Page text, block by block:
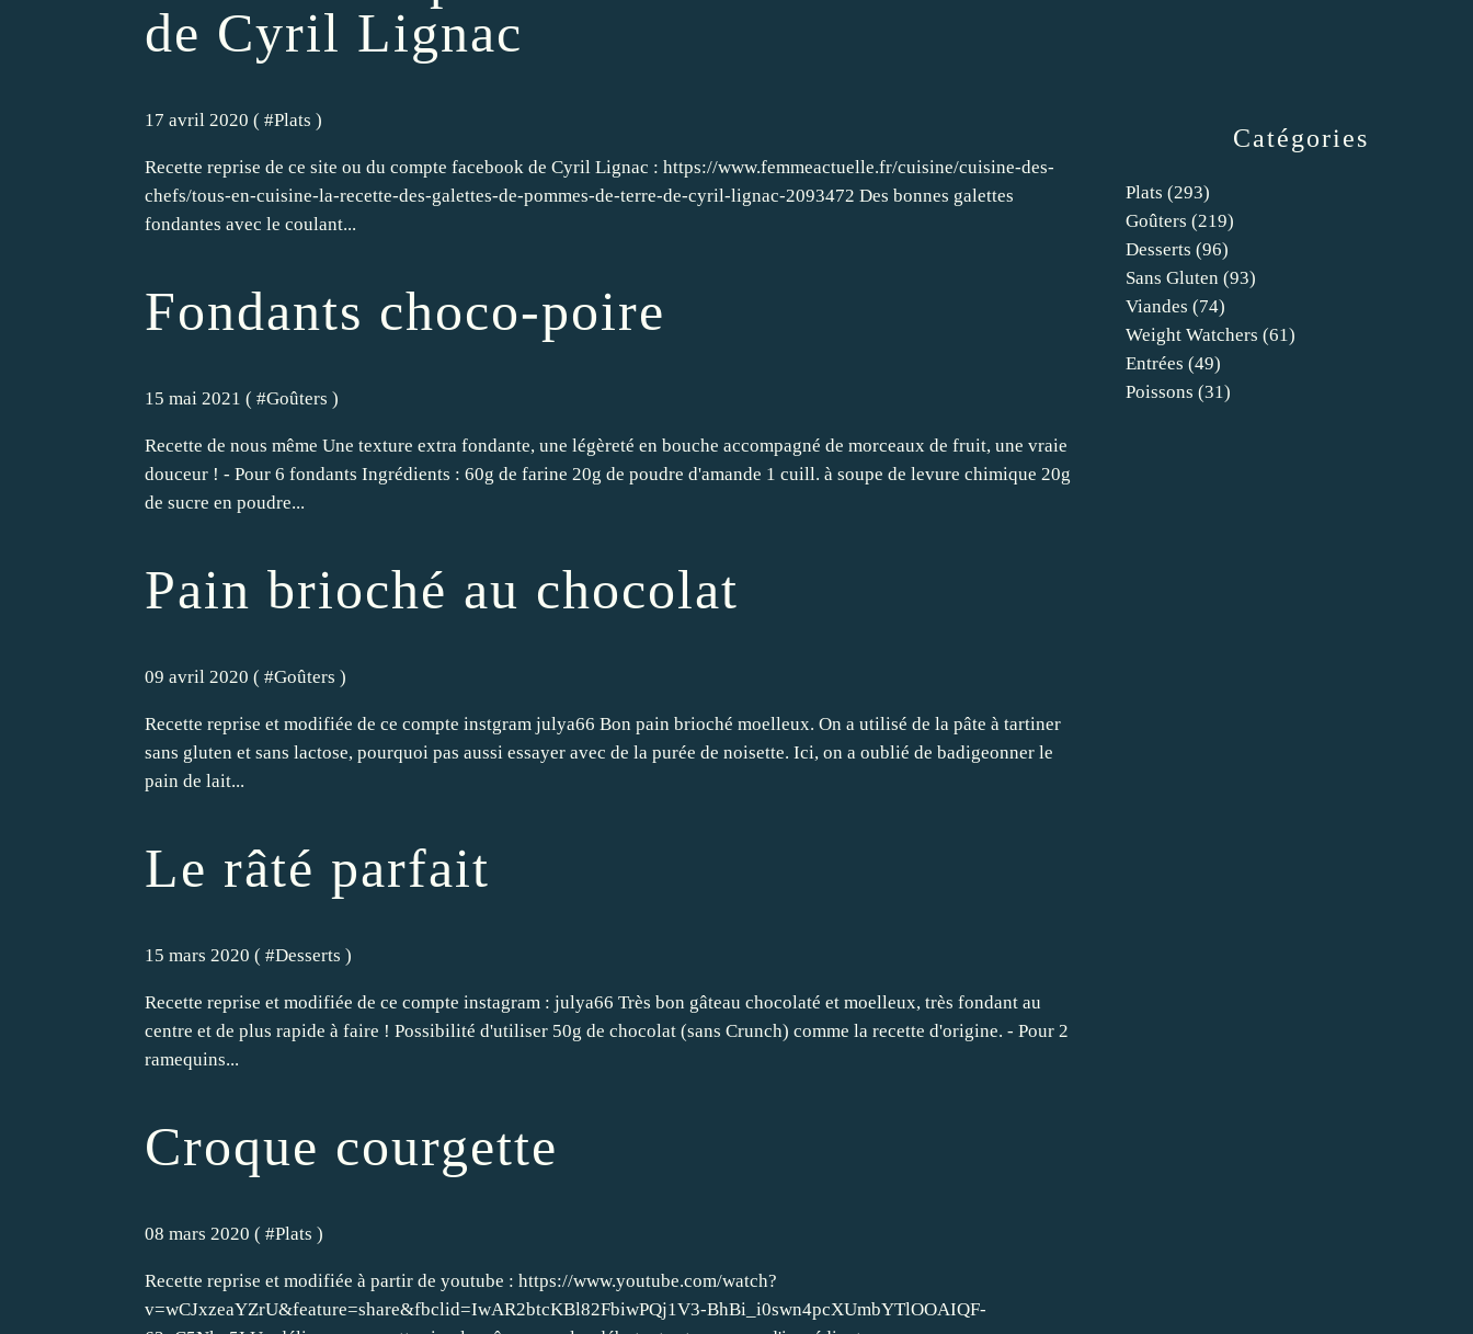
de Cyril Lignac
17 avril 2020 ( #Plats )
Recette reprise de ce site ou du compte facebook de Cyril Lignac : https://www.femmeactuelle.fr/cuisine/cuisine-des-
chefs/tous-en-cuisine-la-recette-des-galettes-de-pommes-de-terre-de-cyril-lignac-2093472 Des bonnes galettes
fondantes avec le coulant...
Fondants choco-poire
15 mai 2021 ( #Goûters )
Recette de nous même Une texture extra fondante, une légèreté en bouche accompagné de morceaux de fruit, une vraie
douceur ! - Pour 6 fondants Ingrédients : 60g de farine 20g de poudre d'amande 1 cuill. à soupe de levure chimique 20g
de sucre en poudre...
Pain brioché au chocolat
09 avril 2020 ( #Goûters )
Recette reprise et modifiée de ce compte instgram julya66 Bon pain brioché moelleux. On a utilisé de la pâte à tartiner
sans gluten et sans lactose, pourquoi pas aussi essayer avec de la purée de noisette. Ici, on a oublié de badigeonner le
pain de lait...
Le râté parfait
15 mars 2020 ( #Desserts )
Recette reprise et modifiée de ce compte instagram : julya66 Très bon gâteau chocolaté et moelleux, très fondant au
centre et de plus rapide à faire ! Possibilité d'utiliser 50g de chocolat (sans Crunch) comme la recette d'origine. - Pour 2
ramequins...
Croque courgette
08 mars 2020 ( #Plats )
Recette reprise et modifiée à partir de youtube : https://www.youtube.com/watch?
v=wCJxzeaYZrU&feature=share&fbclid=IwAR2btcKBl82FbiwPQj1V3-BhBi_i0swn4pcXUmbYTlOOAIQF-
Catégories
Plats (293)
Goûters (219)
Desserts (96)
Sans Gluten (93)
Viandes (74)
Weight Watchers (61)
Entrées (49)
Poissons (31)